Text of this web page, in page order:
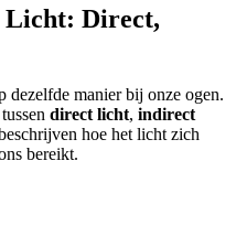
Licht: Direct,
manier bij onze ogen.
direct licht, indirect
hoe het licht zich
bereikt.